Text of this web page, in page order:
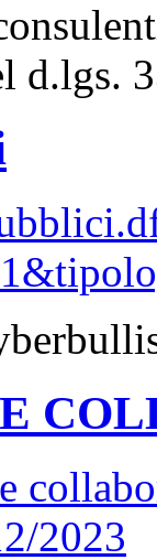
d.lgs.
2023